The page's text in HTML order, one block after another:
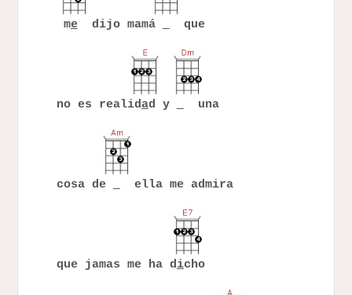
medijo mamá que
no es realidad y una
cosa de ella me admira
que jamas me ha dicho